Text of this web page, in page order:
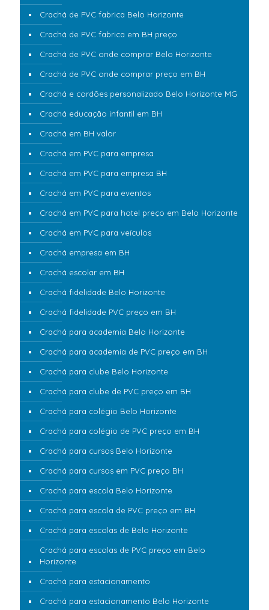
Crachá de PVC fabrica Belo Horizonte
Crachá de PVC fabrica em BH preço
Crachá de PVC onde comprar Belo Horizonte
Crachá de PVC onde comprar preço em BH
Crachá e cordões personalizado Belo Horizonte MG
Crachá educação infantil em BH
Crachá em BH valor
Crachá em PVC para empresa
Crachá em PVC para empresa BH
Crachá em PVC para eventos
Crachá em PVC para hotel preço em Belo Horizonte
Crachá em PVC para veículos
Crachá empresa em BH
Crachá escolar em BH
Crachá fidelidade Belo Horizonte
Crachá fidelidade PVC preço em BH
Crachá para academia Belo Horizonte
Crachá para academia de PVC preço em BH
Crachá para clube Belo Horizonte
Crachá para clube de PVC preço em BH
Crachá para colégio Belo Horizonte
Crachá para colégio de PVC preço em BH
Crachá para cursos Belo Horizonte
Crachá para cursos em PVC preço BH
Crachá para escola Belo Horizonte
Crachá para escola de PVC preço em BH
Crachá para escolas de Belo Horizonte
Crachá para escolas de PVC preço em Belo
Horizonte
Crachá para estacionamento
Crachá para estacionamento Belo Horizonte